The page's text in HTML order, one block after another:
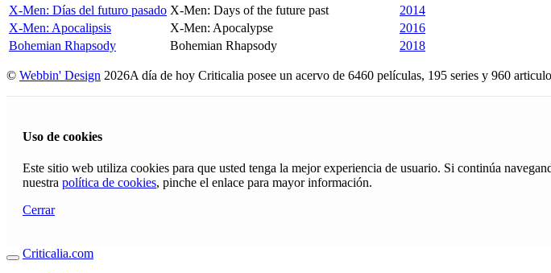
X-Men: Días del futuro pasado X-Men: Days of the future past
2014
X-Men: Apocalipsis
X-Men: Apocalypse
2016
Bohemian Rhapsody
Bohemian Rhapsody 2018
© Webbin' Design 2026A día de hoy Criticalia posee un acervo de 6460 películas, 195 series y 960
Uso de cookies
Este sitio web utiliza cookies para que usted tenga la mejor experiencia de usuario. Si continúa
nuestra política de cookies, pinche el enlace para mayor información.
Cerrar
Criticalia.com